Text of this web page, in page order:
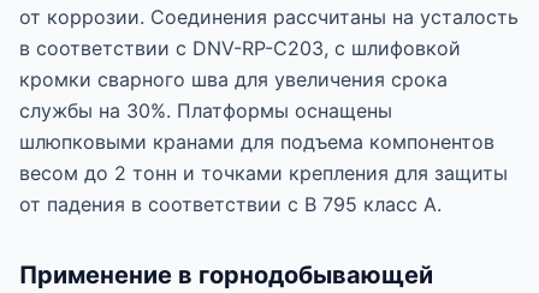
от коррозии. Соединения рассчитаны на усталость
в соответствии с DNV-RP-C203, с шлифовкой
кромки сварного шва для увеличения срока
службы на 30%. Платформы оснащены
шлюпковыми кранами для подъема компонентов
весом до 2 тонн и точками крепления для защиты
от падения в соответствии с В 795 класс A.
Применение в горнодобывающей